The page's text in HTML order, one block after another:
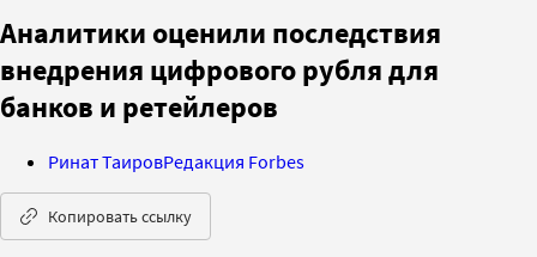
Аналитики оценили последствия
внедрения цифрового рубля для
банков и ретейлеров
Ринат ТаировРедакция Forbes
Копировать ссылку